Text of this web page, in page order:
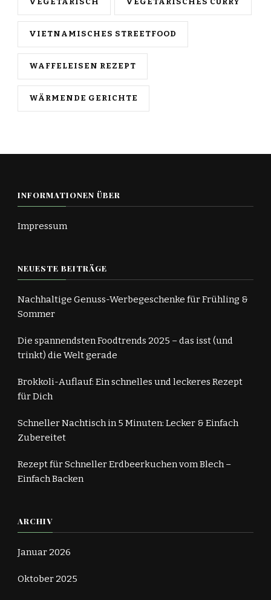
VIETNAMISCHES STREETFOOD
WAFFELEISEN REZEPT
WÄRMENDE GERICHTE
INFORMATIONEN ÜBER
Impressum
NEUESTE BEITRÄGE
Nachhaltige Genuss-Werbegeschenke für Frühling &
Sommer
Die spannendsten Foodtrends 2025 – das isst (und
trinkt) die Welt gerade
Brokkoli-Auflauf: Ein schnelles und leckeres Rezept
für Dich
Schneller Nachtisch in 5 Minuten: Lecker & Einfach
Zubereitet
Rezept für Schneller Erdbeerkuchen vom Blech –
Einfach Backen
ARCHIV
Januar 2026
Oktober 2025